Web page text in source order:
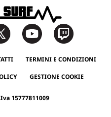
TERMINI E CONDIZIONI
GESTIONE COOKIE
15777811009